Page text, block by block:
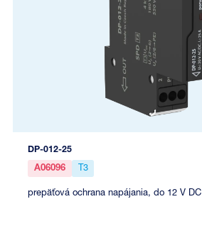
DP-012-25
A06096 T3
prepäťová ochrana napájania, do 12 V DC